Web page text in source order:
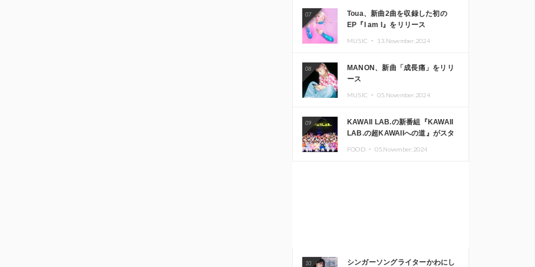
07
Toua、新曲2曲を収録した初の
EP『I am I』をリリース
MUSIC ・ 13.November.2024
08
MANON、新曲「成長痛」をリリ
ース
MUSIC ・ 05.November.2024
09
KAWAII LAB.の新番組『KAWAII
LAB.の超KAWAIIへの道』がスタ
FOOD ・ 05.November.2024
10
シンガーソングライターかわにし